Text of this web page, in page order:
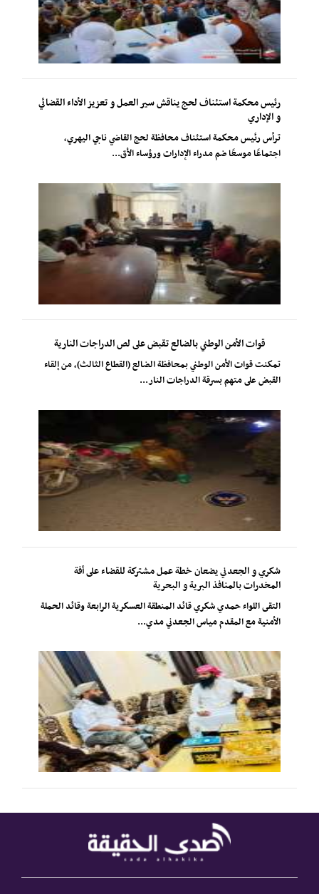
رئيس محكمة استئناف لحج يناقش سير العمل و تعزيز الأداء القضائي
و الإداري
ترأس رئيس محكمة استئناف محافظة لحج القاضي ناجي اليهري،
اجتماعًا موسعًا ضم مدراء الإدارات ورؤساء الأق...
قوات الأمن الوطني بالضالع تقبض على لص الدراجات النارية
تمكنت قوات الأمن الوطني بمحافظة الضالع (القطاع الثالث)، من إلقاء
القبض على متهم بسرقة الدراجات النار...
شكري و الجعدني يضعان خطة عمل مشتركة للقضاء على أفة
المخدرات بالمنافذ البرية و البحرية
التقى اللواء حمدي شكري قائد المنطقة العسكرية الرابعة وقائد الحملة
الأمنية مع المقدم مياس الجعدني مدي...